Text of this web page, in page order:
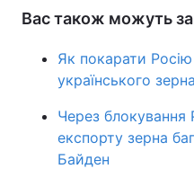
Вас також можуть
Як покарати
українського зерна
Через блокування
експорту зерна
Байден